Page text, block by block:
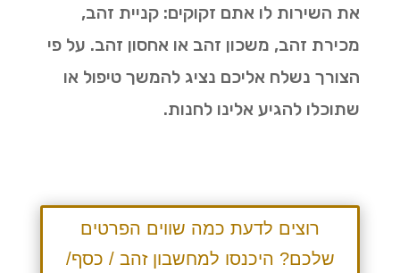
את השירות לו אתם זקוקים: קניית זהב,
מכירת זהב, משכון זהב או אחסון זהב. על פי
הצורך נשלח אליכם נציג להמשך טיפול או
שתוכלו להגיע אלינו לחנות.
רוצים לדעת כמה שווים הפרטים
שלכם? היכנסו למחשבון זהב / כסף/